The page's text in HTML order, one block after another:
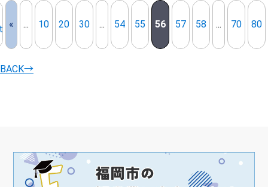
« ... 10 20 30 ... 54 55 56 57 58 ... 70 80
BACK→